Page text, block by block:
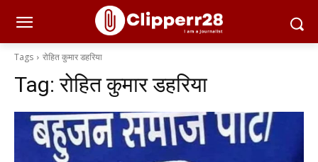
Tags रोहित कुमार डहरिया
Tag:रोहित कुमार डहरिया